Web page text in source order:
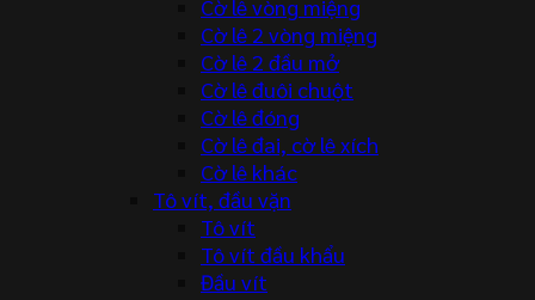
Cờ lê vòng miệng
Cờ lê 2 vòng miệng
Cờ lê 2 đầu mở
Cờ lê đuôi chuột
Cờ lê đóng
Cờ lê đai, cờ lê xích
Cờ lê khác
Tô vít, đầu vặn
Tô vít
Tô vít đầu khẩu
Đầu vít